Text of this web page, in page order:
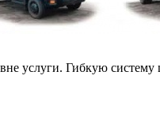
услуги. Гибкую